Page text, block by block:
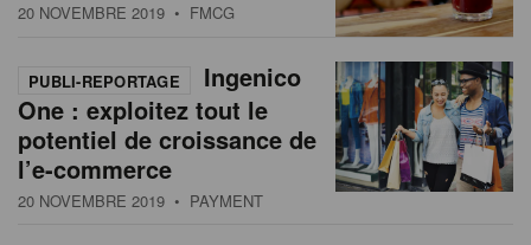
20 NOVEMBRE 2019 • FMCG
PUBLI-REPORTAGE
Ingenico
One : exploitez tout le
potentiel de croissance de
l’e-commerce
20 NOVEMBRE 2019 • PAYMENT